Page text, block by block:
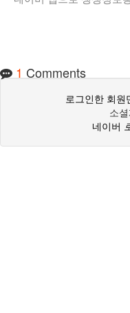
1 Comments
로그인한 회
소
네이버